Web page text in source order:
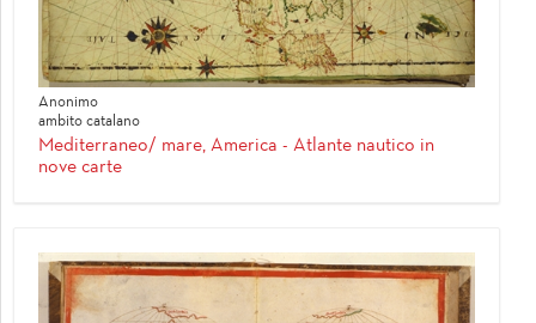
Anonimo
ambito catalano
Mediterraneo/ mare, America - Atlante nautico in
nove carte